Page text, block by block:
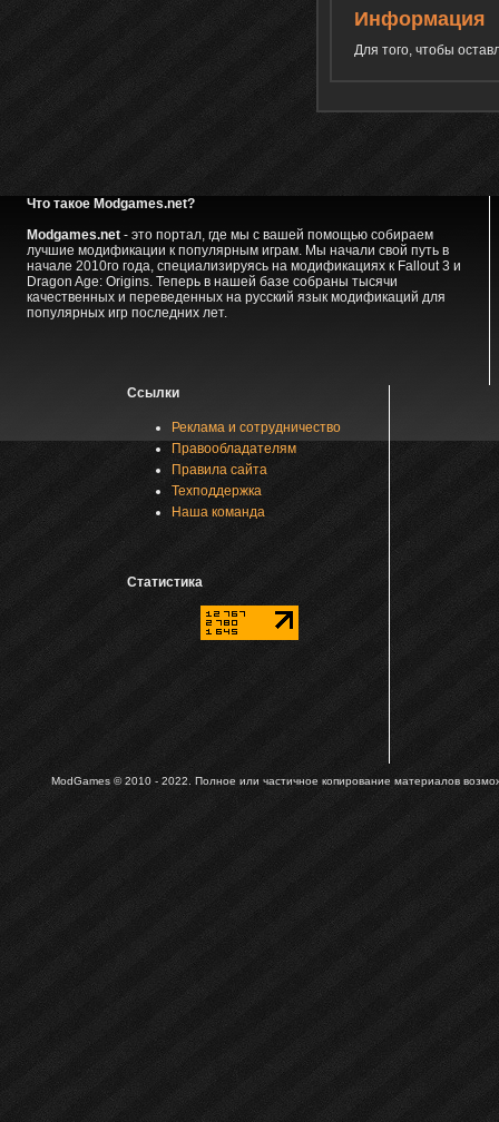
Информация
Для того, чтобы
Что такое Modgames.net?
Modgames.net- это портал, где мы с вашей помощью собираем
лучшие модификации к популярным играм. Мы начали свой путь в
начале 2010го года, специализируясь на модификациях к Fallout 3 и
Dragon Age: Origins. Теперь в нашей базе собраны тысячи
качественных и переведенных на русский язык модификаций для
популярных игр последних лет.
Ссылки
Реклама и сотрудничество
Правообладателям
Правила сайта
Техподдержка
Наша команда
Статистика
ModGames © 2010 - 2022. Полное или частичное копирование материалов